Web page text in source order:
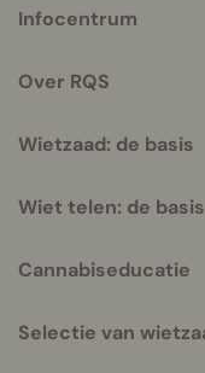
helpful
Infocentrum
Over RQS
Wietzaad: de basis
Wiet telen: de basis
Cannabiseducatie
Selectie van